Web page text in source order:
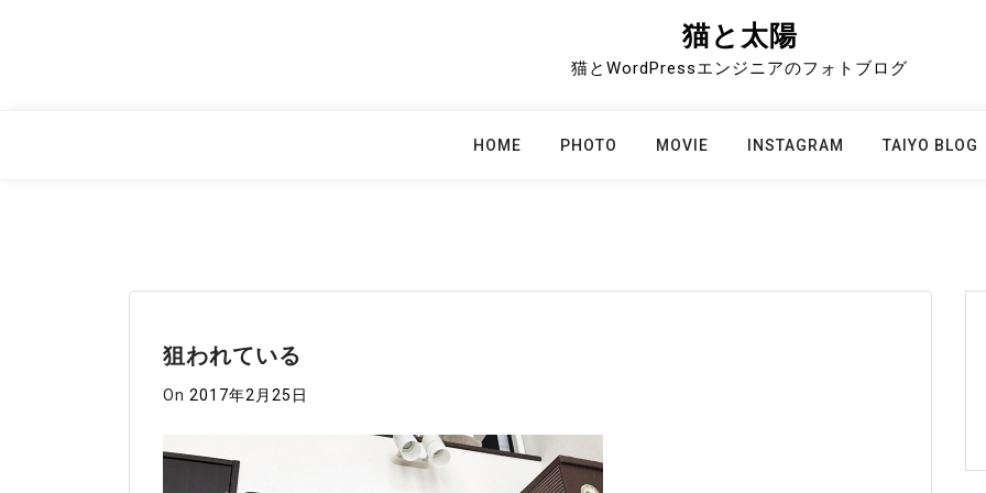
猫と太陽
猫とWordPressエンジニアのフォトブログ
HOME PHOTO MOVIE INSTAGRAM TAIYO BLOG
狙われている
On 2017年2月25日